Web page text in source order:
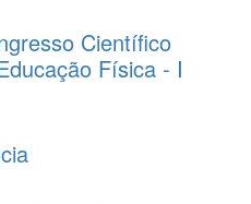
Científico
Física - I